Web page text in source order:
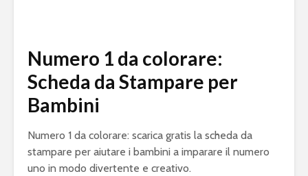
Numero 1 da colorare:
Scheda da Stampare per
Bambini
Numero 1 da colorare: scarica gratis la scheda da
stampare per aiutare i bambini a imparare il numero
uno in modo divertente e creativo.